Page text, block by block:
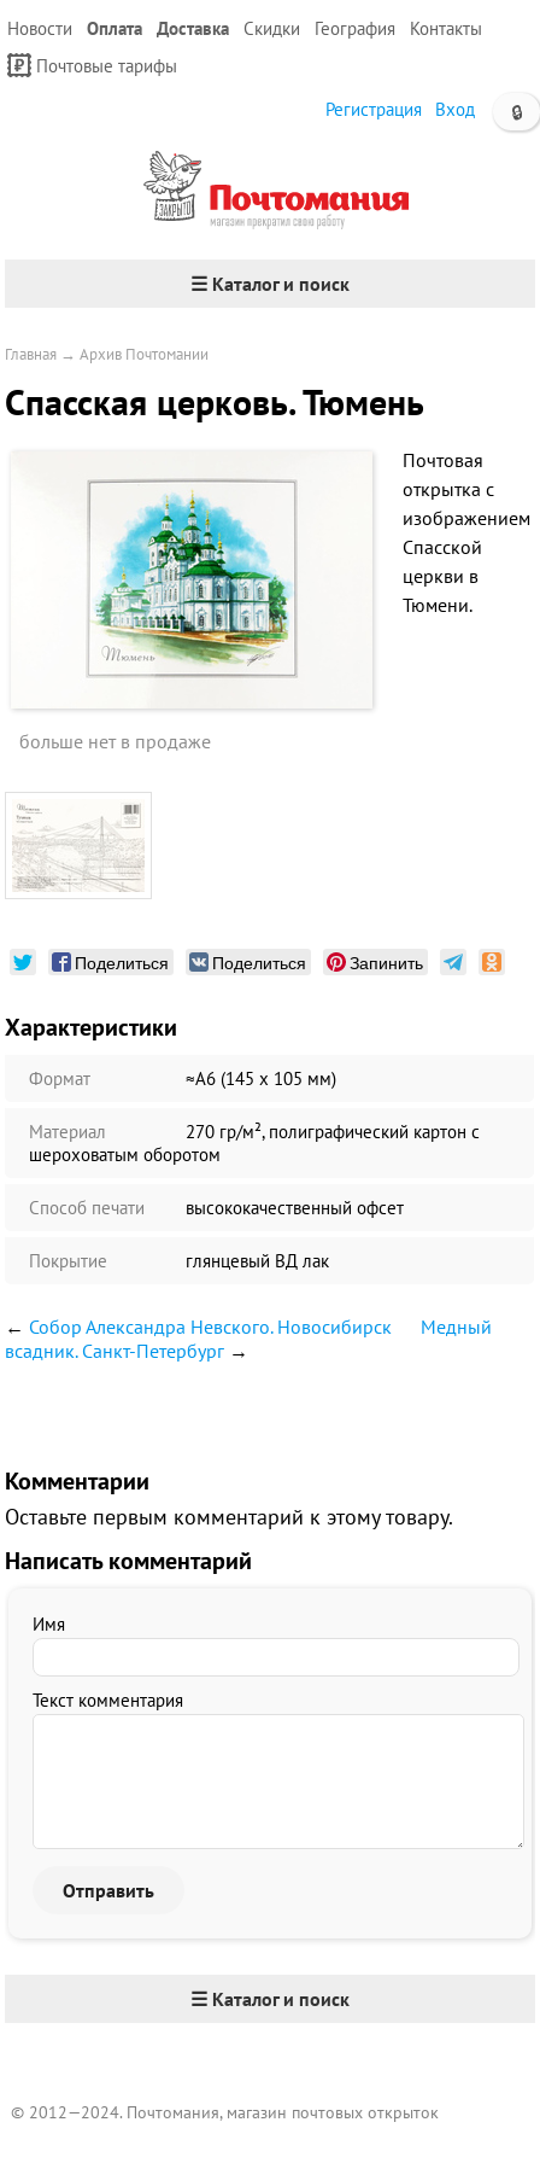
Новости Оплата Доставка Скидки География
Контакты
Почтовые тарифы
🔒
Регистрация Вход
☰ Каталог и поиск
Главная →Архив Почтомании
Спасская церковь. Тюмень
Почтовая
открытка с
изображением
Спасской
церкви в
Тюмени.
больше нет в продаже
Поделиться Поделиться Запинить
Характеристики
Формат ≈А6 (145 х 105 мм)
Материал
270 гр/м², полиграфический картон с
шероховатым оборотом
Способ печати высококачественный офсет
Покрытие глянцевый ВД лак
← Собор Александра Невского. Новосибирск
Медный
всадник. Санкт-Петербург →
Комментарии
Оставьте первым комментарий к этому товару.
Написать комментарий
Имя
Текст комментария
☰ Каталог и поиск
© 2012—2024. Почтомания, магазин почтовых открыток